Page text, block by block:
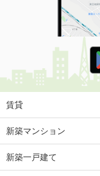
間取り
群馬県邑楽郡邑楽町
価 格
住 所
専有面
群馬県邑楽郡邑楽町
賃貸
新築マンション
新築一戸建て